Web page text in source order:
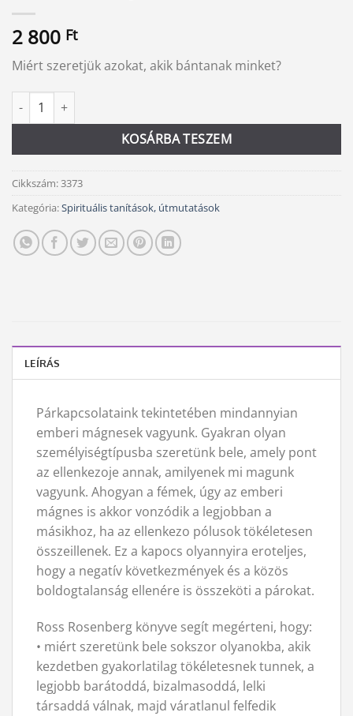
2 800 Ft
Miért szeretjük azokat, akik bántanak minket?
Az emberi mágnes szindróma mennyiség
KOSÁRBA TESZEM
Alternative:
Cikkszám:3373
Kategória:Spirituális tanítások, útmutatások
LEÍRÁS
Párkapcsolataink tekintetében mindannyian
emberi mágnesek vagyunk. Gyakran olyan
személyiségtípusba szeretünk bele, amely pont
az ellenkezoje annak, amilyenek mi magunk
vagyunk. Ahogyan a fémek, úgy az emberi
mágnes is akkor vonzódik a legjobban a
másikhoz, ha az ellenkezo pólusok tökéletesen
összeillenek. Ez a kapocs olyannyira eroteljes,
hogy a negatív következmények és a közös
boldogtalanság ellenére is összeköti a párokat.
Ross Rosenberg könyve segít megérteni, hogy:
• miért szeretünk bele sokszor olyanokba, akik
kezdetben gyakorlatilag tökéletesnek tunnek, a
legjobb barátoddá, bizalmasoddá, lelki
társaddá válnak, majd váratlanul felfedik